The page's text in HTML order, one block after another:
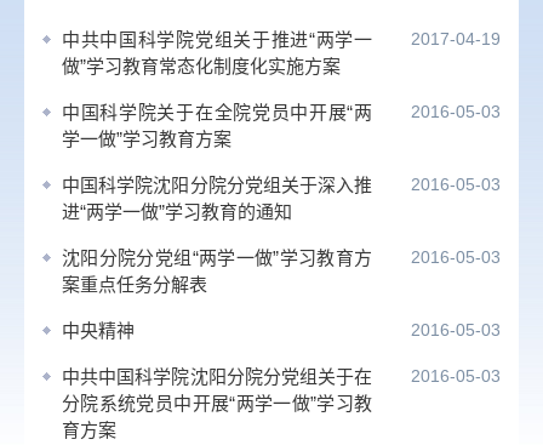
中共中国科学院党组关于推进“两学一
做”学习教育常态化制度化实施方案
2017-04-19
中国科学院关于在全院党员中开展“两
学一做”学习教育方案
2016-05-03
中国科学院沈阳分院分党组关于深入推
进“两学一做”学习教育的通知
2016-05-03
沈阳分院分党组“两学一做”学习教育方
案重点任务分解表
2016-05-03
中央精神 2016-05-03
中共中国科学院沈阳分院分党组关于在
分院系统党员中开展“两学一做”学习教
育方案
2016-05-03